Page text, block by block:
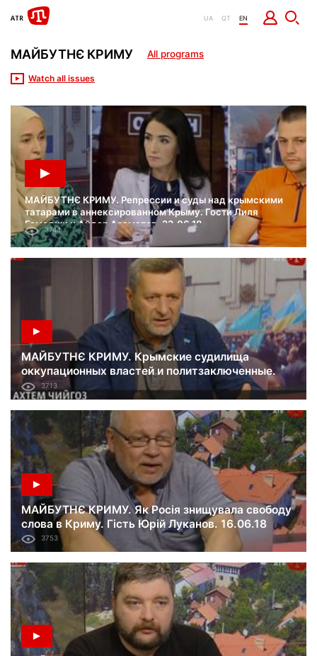
UA QT EN
МАЙБУТНЄ КРИМУ All programs
МАЙБУТНЄ КРИМУ. Репрессии и суды над крымскими
татарами в аннексированном Крыму. Гости Лиля
Гемеджи и Айдер Азаматов. 23.06.18
3744
МАЙБУТНЄ КРИМУ. Крымские судилища
оккупационных властей и политзаключенные.
Гость Ахтем Чийгоз. 23.06.18
3713
МАЙБУТНЄ КРИМУ. Як Росія знищувала свободу
слова в Криму. Гість Юрій Луканов. 16.06.18
3753
Watch all issues